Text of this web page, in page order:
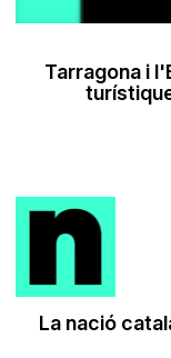
Tarragona i
La nació